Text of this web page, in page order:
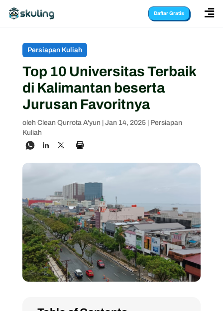
Daftar Gratis 
Persiapan Kuliah
Top 10 Universitas Terbaik
di Kalimantan beserta
Jurusan Favoritnya
oleh Clean Qurrota A'yun Jan 14, 2025| Persiapan
Kuliah